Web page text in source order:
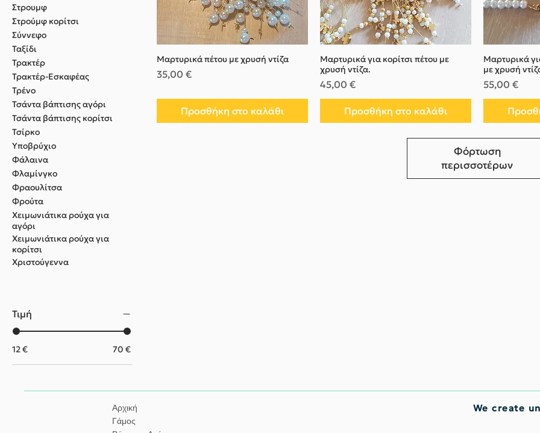
Στρουμφ
Στρούμφ κορίτσι
Σύννεφο
Ταξίδι
Τρακτέρ
Τρακτέρ-Εσκαφέας
Τρένο
Τσάντα βάπτισης αγόρι
Τσάντα βάπτισης κορίτσι
Τσίρκο
Υποβρύχιο
Φάλαινα
Φλαμίνγκο
Φραουλίτσα
Φρούτα
Χειμωνιάτικα ρούχα για
αγόρι
Χειμωνιάτικα ρούχα για
κορίτσι
Χριστούγεννα
Τιμή
12 € 70 €
Μαρτυρικά πέτου με χρυσή ντίζα
Τιμή
35,00 €
Προσθήκη στο καλάθι
Μαρτυρικά για κορίτσι πέτου με
χρυσή ντίζα.
Τιμή
45,00 €
Προσθήκη στο καλάθι
Μαρτυρικά
με χρυσή
Τιμή
55,00 €
Φόρτωση
περισσοτέρων
Αρχική
Γάμος
We create